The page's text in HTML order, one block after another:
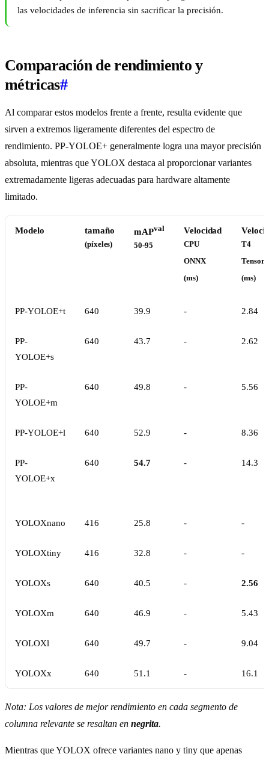
las velocidades de inferencia sin sacrificar la precisión.
Comparación de rendimiento y
métricas#
Al comparar estos modelos frente a frente, resulta evidente que
sirven a extremos ligeramente diferentes del espectro de
rendimiento. PP-YOLOE+ generalmente logra una mayor precisión
absoluta, mientras que YOLOX destaca al proporcionar variantes
extremadamente ligeras adecuadas para hardware altamente
limitado.
Modelo tamaño
(píxeles)
mAPval
50-95
Velocidad
CPU
ONNX
(ms)
T4
(ms)
PP-YOLOE+t 640 39.9 - 2.84
PP-
YOLOE+s
640 43.7 - 2.62
PP-
YOLOE+m
640 49.8 - 5.56
PP-YOLOE+l 640 52.9 - 8.36
PP-
YOLOE+x
640 54.7 - 14.3
YOLOXnano 416 25.8 - -
YOLOXtiny 416 32.8 - -
YOLOXs 640 40.5 - 2.56
YOLOXm 640 46.9 - 5.43
YOLOXl 640 49.7 - 9.04
YOLOXx 640 51.1 - 16.1
Nota: Los valores de mejor rendimiento en cada segmento de
columna relevante se resaltan en negrita.
Mientras que YOLOX ofrece variantes nano y tiny que apenas